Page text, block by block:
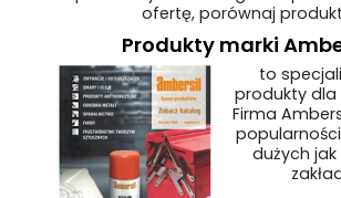
ofertę, porównaj
Produkty marki
to
produkty dla
Firma
dużych jak